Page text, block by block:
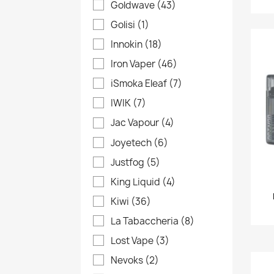
Goldwave (43)
Golisi (1)
Innokin (18)
Iron Vaper (46)
iSmoka Eleaf (7)
IWIK (7)
Jac Vapour (4)
Joyetech (6)
Justfog (5)
King Liquid (4)
Kiwi (36)
La Tabaccheria (8)
Lost Vape (3)
Nevoks (2)